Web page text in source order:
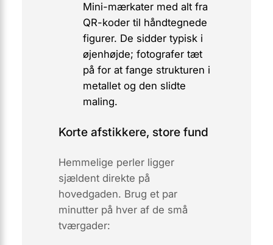
Mini-mærkater med alt fra
QR-koder til håndtegnede
figurer. De sidder typisk i
øjenhøjde; fotografer tæt
på for at fange strukturen i
metallet og den slidte
maling.
Korte afstikkere, store fund
Hemmelige perler ligger
sjældent direkte på
hovedgaden. Brug et par
minutter på hver af de små
tværgader: